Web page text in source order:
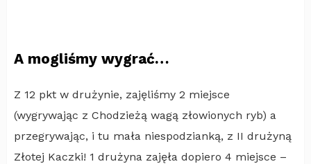
A mogliśmy wygrać…
Z 12 pkt w drużynie, zajęliśmy 2 miejsce
(wygrywając z Chodzieżą wagą złowionych ryb) a
przegrywając, i tu mała niespodzianką, z II drużyną
Złotej Kaczki! 1 drużyna zajęła dopiero 4 miejsce –